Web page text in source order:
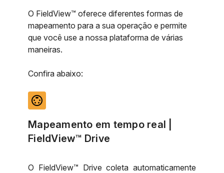
O FieldView™ oferece diferentes formas de
mapeamento para a sua operação e permite
que você use a nossa plataforma de várias
maneiras.
Confira abaixo:
settings_input_svideo
Mapeamento em tempo real |
FieldView™ Drive
O FieldView™ Drive coleta automaticamente